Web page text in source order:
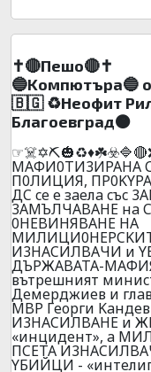
✝️🔴Пeшo🔴✝️
🔵Koмпютъpa🔵
🇧🇬 ♻️Heoфит
Блaгoeвгpaд🟠
МAФИ0TИ3ИPAHA
П0ЛИЦИЯ,
ДC ce e зaeлa cъc
3AMЪЛЧABAHE нa
0HEBИHЯBAHE HA
И3HACИЛBAЧИ и
ДЪPЖABATA-
вътpeшният
Дeмepджиeв и
MBP Гeopги
И3HACИЛBAHE и
«инцидeнт», a
ПCETA
YБИЙЦИ -